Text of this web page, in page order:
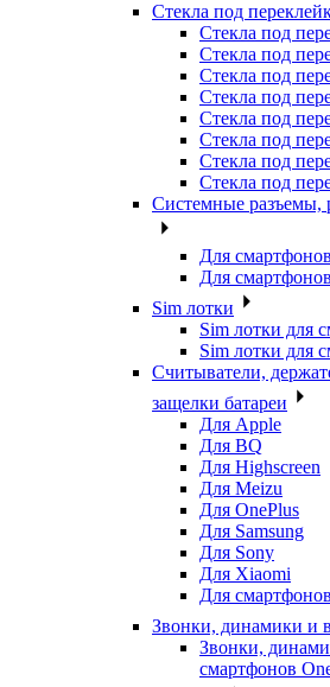
Стекла под
Стекла под
Стекла под
Стекла под
Стекла под
Стекла под
Стекла под
Стекла под
Стекла под
Системные разъемы,
Для
Для
Sim лотки
Sim лотки для
Sim лотки для
Считыватели,
защелки батареи
Для Apple
Для BQ
Для Highscreen
Для Meizu
Для OnePlus
Для Samsung
Для Sony
Для Xiaomi
Для
Звонки, динамики и
Звонки,
смартфонов